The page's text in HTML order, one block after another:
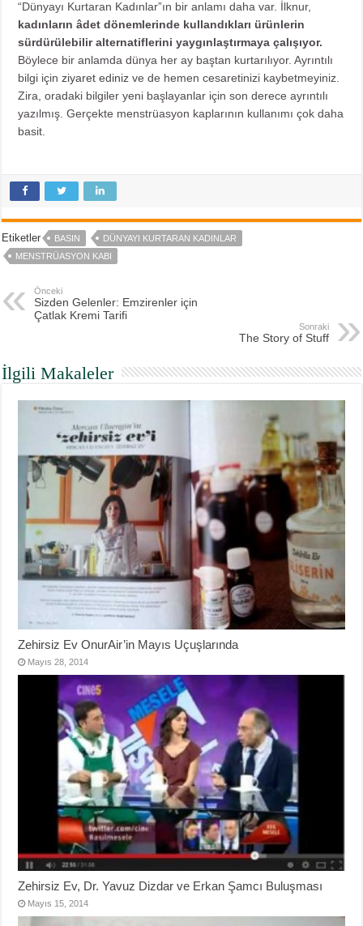
“Dünyayı Kurtaran Kadınlar”ın bir anlamı daha var. İlknur,
kadınların âdet dönemlerinde kullandıkları ürünlerin
sürdürülebilir alternatiflerini yaygınlaştırmaya çalışıyor.
Böylece bir anlamda dünya her ay baştan kurtarılıyor. Ayrıntılı
bilgi içinziyaret ediniz ve de hemen cesaretinizi kaybetmeyiniz.
Zira, oradaki bilgiler yeni başlayanlar için son derece ayrıntılı
yazılmış. Gerçekte menstrüasyon kaplarının kullanımı çok daha
basit.
Etiketler BASIN
DÜNYAYI KURTARAN KADINLAR
MENSTRÜASYON KABI
Önceki
Sizden Gelenler: Emzirenler için
Çatlak Kremi Tarifi
Sonraki
The Story of Stuff
İlgili Makaleler
Zehirsiz Ev OnurAir’in Mayıs Uçuşlarında
Mayıs 28, 2014
Zehirsiz Ev, Dr. Yavuz Dizdar ve Erkan Şamcı Buluşması
Mayıs 15, 2014